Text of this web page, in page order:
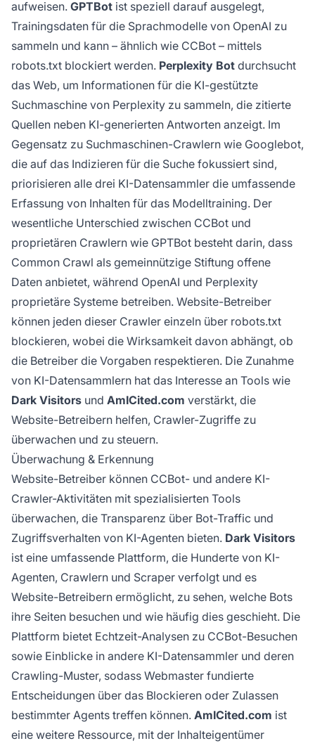
aufweisen. GPTBot ist speziell darauf ausgelegt,
Trainingsdaten für die Sprachmodelle von OpenAI zu
sammeln und kann – ähnlich wie CCBot – mittels
robots.txt blockiert werden. Perplexity Bot durchsucht
das Web, um Informationen für die KI-gestützte
Suchmaschine von Perplexity zu sammeln, die zitierte
Quellen neben KI-generierten Antworten anzeigt. Im
Gegensatz zu Suchmaschinen-Crawlern wie Googlebot,
die auf das Indizieren für die Suche fokussiert sind,
priorisieren alle drei KI-Datensammler die umfassende
Erfassung von Inhalten für das Modelltraining. Der
wesentliche Unterschied zwischen CCBot und
proprietären Crawlern wie GPTBot besteht darin, dass
Common Crawl als gemeinnützige Stiftung offene
Daten anbietet, während OpenAI und Perplexity
proprietäre Systeme betreiben. Website-Betreiber
können jeden dieser Crawler einzeln über robots.txt
blockieren, wobei die Wirksamkeit davon abhängt, ob
die Betreiber die Vorgaben respektieren. Die Zunahme
von KI-Datensammlern hat das Interesse an Tools wie
Dark Visitors und AmICited.com verstärkt, die
Website-Betreibern helfen, Crawler-Zugriffe zu
überwachen und zu steuern.
Überwachung & Erkennung
Website-Betreiber können CCBot- und andere KI-
Crawler-Aktivitäten mit spezialisierten Tools
überwachen, die Transparenz über Bot-Traffic und
Zugriffsverhalten von KI-Agenten bieten. Dark Visitors
ist eine umfassende Plattform, die Hunderte von KI-
Agenten, Crawlern und Scraper verfolgt und es
Website-Betreibern ermöglicht, zu sehen, welche Bots
ihre Seiten besuchen und wie häufig dies geschieht. Die
Plattform bietet Echtzeit-Analysen zu CCBot-Besuchen
sowie Einblicke in andere KI-Datensammler und deren
Crawling-Muster, sodass Webmaster fundierte
Entscheidungen über das Blockieren oder Zulassen
bestimmter Agents treffen können. AmICited.com ist
eine weitere Ressource, mit der Inhalteigentümer